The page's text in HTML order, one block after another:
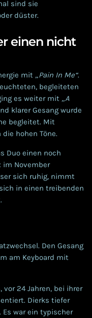
sind sie
düster.
einen nicht
mit „Pain In Me“.
begleiteten
es weiter mit „A
klarer Gesang wurde
begleitet. Mit
hohen Töne.
Duo einen noch
im November
sich ruhig, nimmt
in einen treibenden
Den Gesang
am Keyboard mit
24 Jahren, bei ihrer
Dierks tiefer
Es war ein typischer